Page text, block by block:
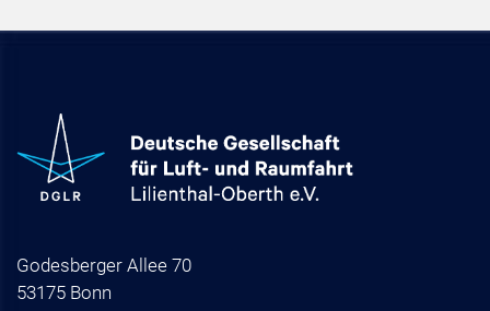
Godesberger Allee 70
53175 Bonn